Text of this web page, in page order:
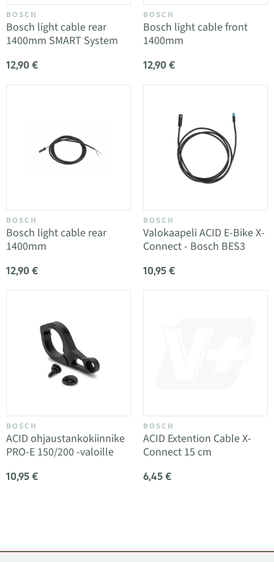
BOSCH
Bosch light cable rear
1400mm SMART System
12,90 €
BOSCH
Bosch light cable front
1400mm
12,90 €
BOSCH
Bosch light cable rear
1400mm
12,90 €
BOSCH
Valokaapeli ACID E-Bike X-
Connect - Bosch BES3
10,95 €
BOSCH
ACID ohjaustankokiinnike
PRO-E 150/200 -valoille
10,95 €
BOSCH
ACID Extention Cable X-
Connect 15 cm
6,45 €